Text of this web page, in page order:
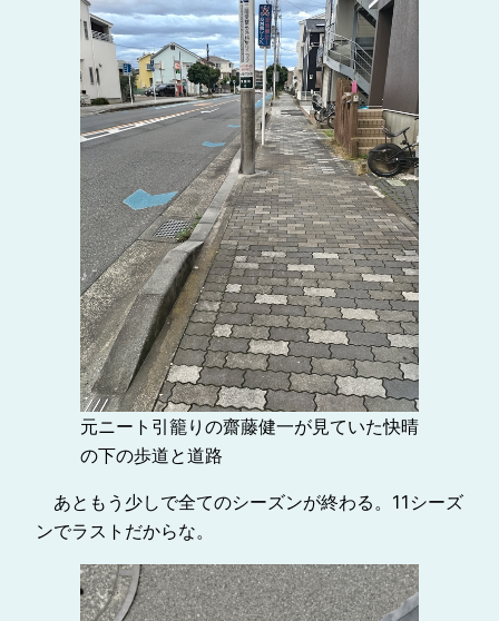
元ニート引籠りの齋藤健一が見ていた快晴
の下の歩道と道路
あともう少しで全てのシーズンが終わる。11シーズ
ンでラストだからな。